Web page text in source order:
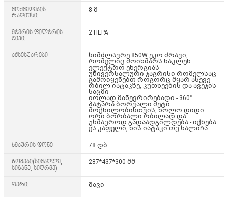
მოქმედების
რადიუსი:
8 მ
მტვრის ფილტრის
ტიპი:
2 HEPA
აქსესუარები:
სიმძლავრე 850W ეკო ძრავი,
რომელიც მოიხმარს ნაკლენ
ელექტრო ენერგიას
უნივერსალური ჯაგრისი რომელსაც
გამოიყენებთ როგორც მყარ ასევე
რბილ იატაკზე, კუთხეების და ავეჯის
საცმი
იოლად მანევრირებადი - 360°
პატარა ბორვალი მეტი
მოქნილობისთვის, ხოლო დიდი
ორი ბორბალი რბილად და
უხმაუროდ გადაადგილდება - იქნება
ეს კაფელი, ხის იატაკი თუ ხალიჩა
ხმაურის დონე: 78 დბ
ზომები(სიმაღლე,
სიგანე, სიღრმე):
287*437*300 მმ
ფერი: შავი